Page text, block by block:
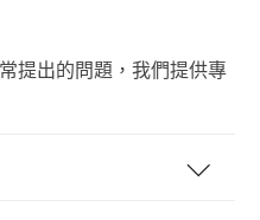
提出的問題，我們提供專